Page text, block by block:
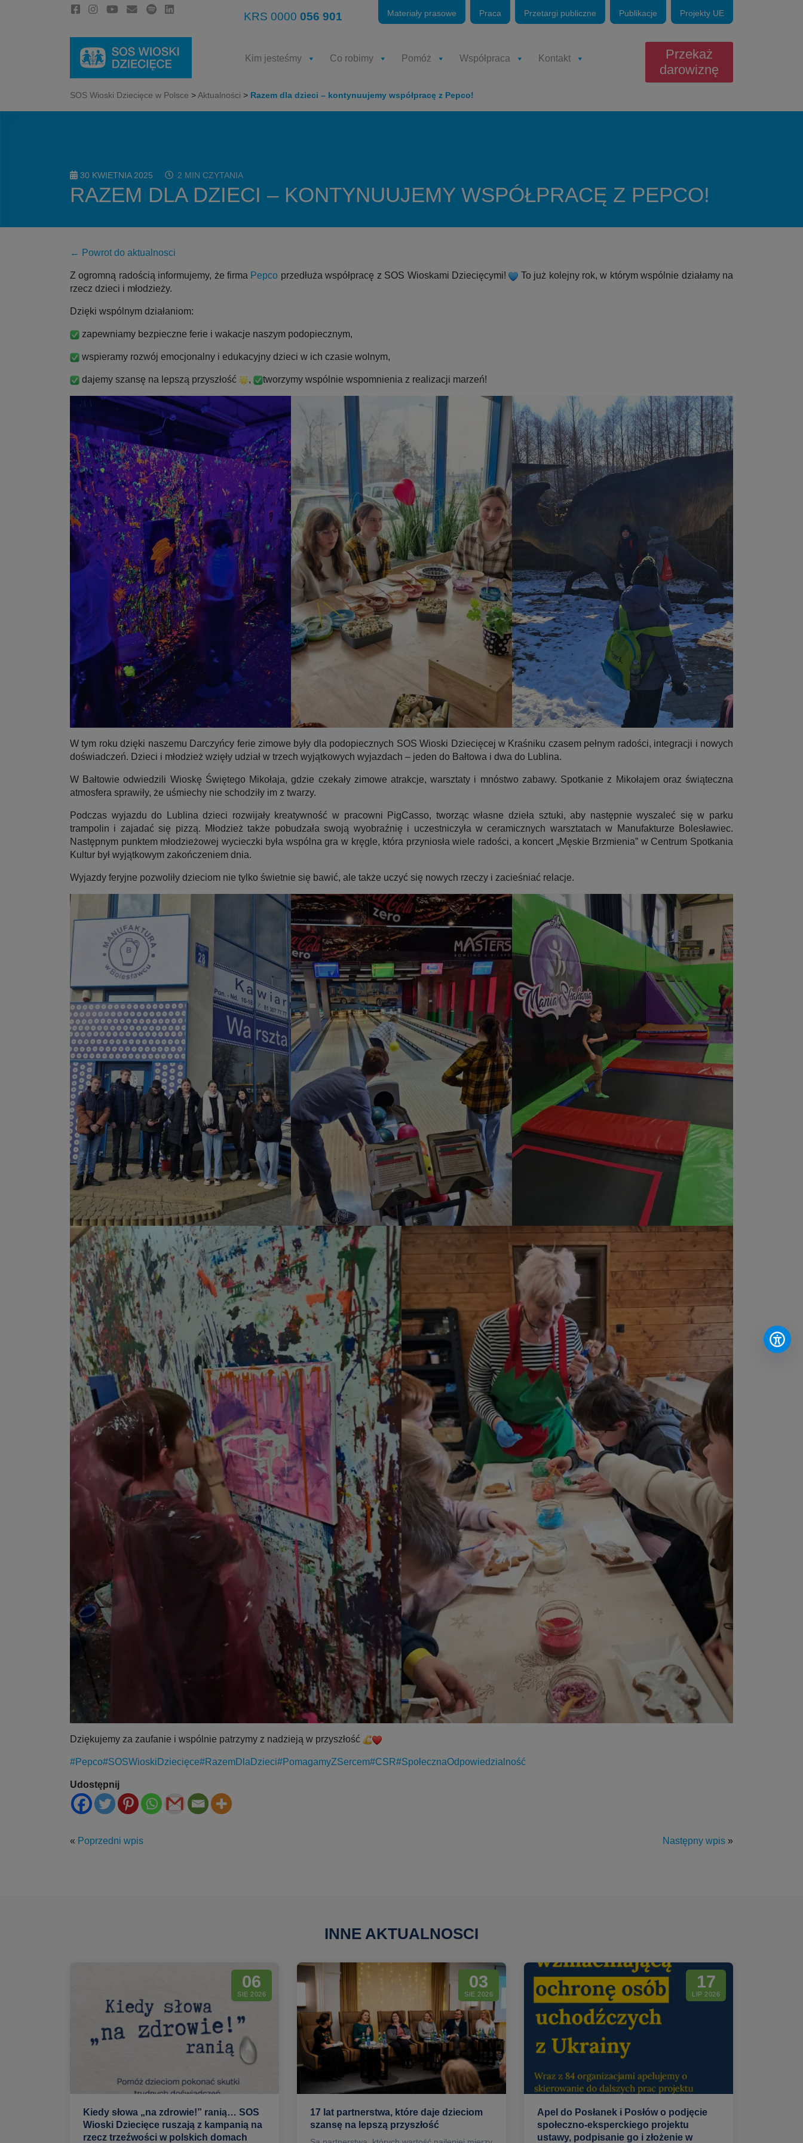
KRS 0000 056 901 Materiały prasowe Praca Przetargi publiczne Publikacje Projekty UE
Kim jesteśmy Co robimy Pomóż Współpraca Kontakt
Przekaż
darowiznę
SOS Wioski Dziecięce w Polsce >Aktualności > Razem dla dzieci – kontynuujemy współpracę z Pepco!
30 KWIETNIA 2025 2 MIN CZYTANIA
RAZEM DLA DZIECI – KONTYNUUJEMY WSPÓŁPRACĘ Z PEPCO!
← Powrot do aktualnosci
Zogromną radością informujemy, że firma Pepco przedłuża współpracę z SOS Wioskami Dziecięcymi!
To już kolejny rok, w którym wspólnie działamy na
rzecz dzieci i młodzieży.
Dzięki wspólnym działaniom:
zapewniamy bezpieczne ferie i wakacje naszym podopiecznym,
wspieramy rozwój emocjonalny i edukacyjny dzieci w ich czasie wolnym,
dajemy szansę na lepszą przyszłość , tworzymy wspólnie wspomnienia z realizacji marzeń!
W tym roku dzięki naszemu Darczyńcy ferie zimowe były dla podopiecznych SOS Wioski Dziecięcej w Kraśniku czasem pełnym radości, integracji i nowych
doświadczeń. Dzieci i młodzież wzięły udział w trzech wyjątkowych wyjazdach – jeden do Bałtowa i dwa do Lublina.
W Bałtowie odwiedzili Wioskę Świętego Mikołaja, gdzie czekały zimowe atrakcje, warsztaty i mnóstwo zabawy. Spotkanie z Mikołajem oraz świąteczna
atmosfera sprawiły, że uśmiechy nie schodziły im z twarzy.
Podczas wyjazdu do Lublina dzieci rozwijały kreatywność w pracowni PigCasso, tworząc własne dzieła sztuki, aby następnie wyszaleć się w parku
trampolin i zajadać się pizzą. Młodzież także pobudzała swoją wyobraźnię i uczestniczyła w ceramicznych warsztatach w Manufakturze Bolesławiec.
Następnym punktem młodzieżowej wycieczki była wspólna gra w kręgle, która przyniosła wiele radości, a koncert „Męskie Brzmienia” w Centrum Spotkania
Kultur był wyjątkowym zakończeniem dnia.
Wyjazdy feryjne pozwoliły dzieciom nie tylko świetnie się bawić, ale także uczyć się nowych rzeczy i zacieśniać relacje.
Dziękujemy za zaufanie i wspólnie patrzymy z nadzieją w przyszłość
#Pepco#SOSWioskiDziecięce#RazemDlaDzieci#PomagamyZSercem#CSR#SpołecznaOdpowiedzialność
Udostępnij
« Poprzedni wpis Następny wpis »
INNE AKTUALNOSCI
06
SIE 2026
Kiedy słowa „na zdrowie!” ranią… SOS
Wioski Dziecięce ruszają z kampanią na
rzecz trzeźwości w polskich domach
03
SIE 2026
17 lat partnerstwa, które daje dzieciom
szansę na lepszą przyszłość
17
LIP 2026
Apel do Posłanek i Posłów o podjęcie
społeczno-eksperckiego projektu
ustawy, podpisanie go i złożenie w